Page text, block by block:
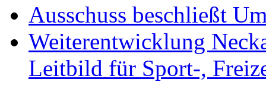
Ausschuss beschließt
Weiterentwicklung
Leitbild für Sport-,